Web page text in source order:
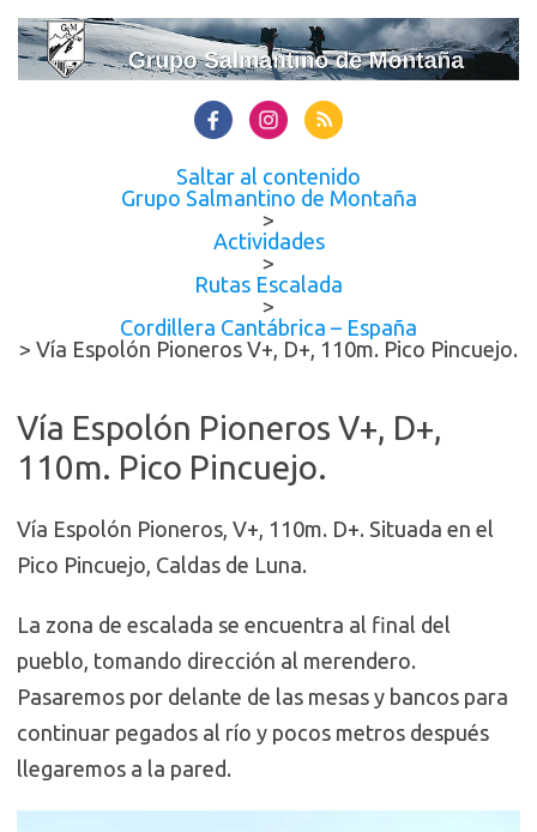
Saltar al contenido
Grupo Salmantino de Montaña
>
Actividades
>
Rutas Escalada
>
Cordillera Cantábrica – España
> Vía Espolón Pioneros V+, D+, 110m. Pico Pincuejo.
Vía Espolón Pioneros V+, D+,
110m. Pico Pincuejo.
Vía Espolón Pioneros, V+, 110m. D+. Situada en el
Pico Pincuejo, Caldas de Luna.
La zona de escalada se encuentra al final del
pueblo, tomando dirección al merendero.
Pasaremos por delante de las mesas y bancos para
continuar pegados al río y pocos metros después
llegaremos a la pared.